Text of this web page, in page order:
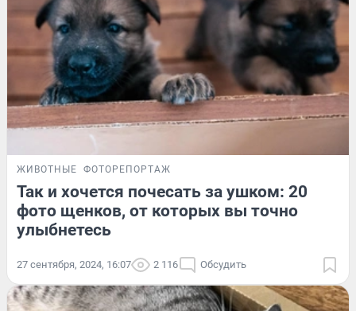
ЖИВОТНЫЕ ФОТОРЕПОРТАЖ
Так и хочется почесать за ушком: 20
фото щенков, от которых вы точно
улыбнетесь
27 сентября, 2024, 16:07 2 116 Обсудить